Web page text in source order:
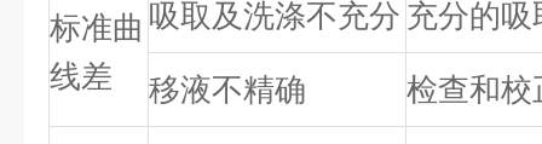
标准曲
线差
吸取及洗涤不充分 充分的
移液不精确 检查和校